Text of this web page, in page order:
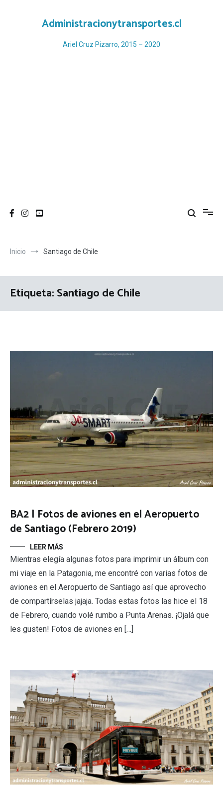
Administracionytransportes.cl
Ariel Cruz Pizarro, 2015 – 2020
Inicio Santiago de Chile
Etiqueta:Santiago de Chile
BA2 | Fotos de aviones en el Aeropuerto
de Santiago (Febrero 2019)
LEER MÁS
Mientras elegía algunas fotos para imprimir un álbum con
mi viaje en la Patagonia, me encontré con varias fotos de
aviones en el Aeropuerto de Santiago así que aprovecho
de compartírselas jajaja. Todas estas fotos las hice el 18
de Febrero, cuando volé rumbo a Punta Arenas. ¡Ojalá que
les gusten! Fotos de aviones en […]